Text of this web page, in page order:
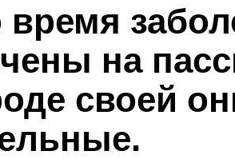
время
на
своей